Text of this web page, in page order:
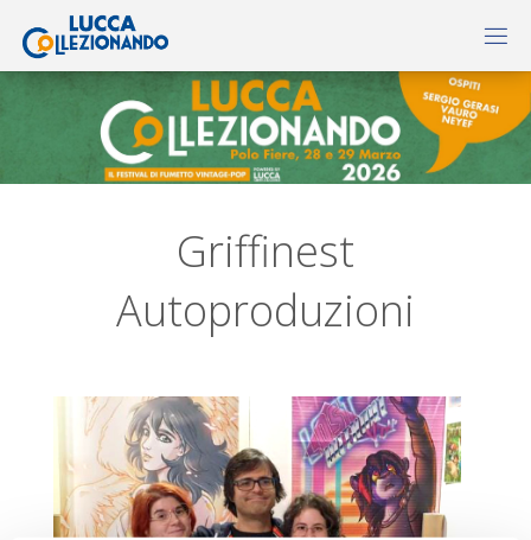
Griffinest
Autoproduzioni